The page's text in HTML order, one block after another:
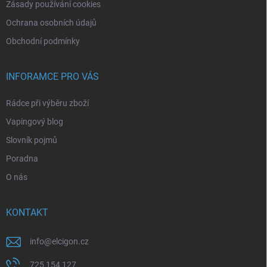
Zásady používání cookies
Ochrana osobních údajů
Obchodní podmínky
INFORAMCE PRO VÁS
Rádce při výběru zboží
Vapingový blog
Slovník pojmů
Poradna
O nás
KONTAKT
info@elcigon.cz
725 154 127